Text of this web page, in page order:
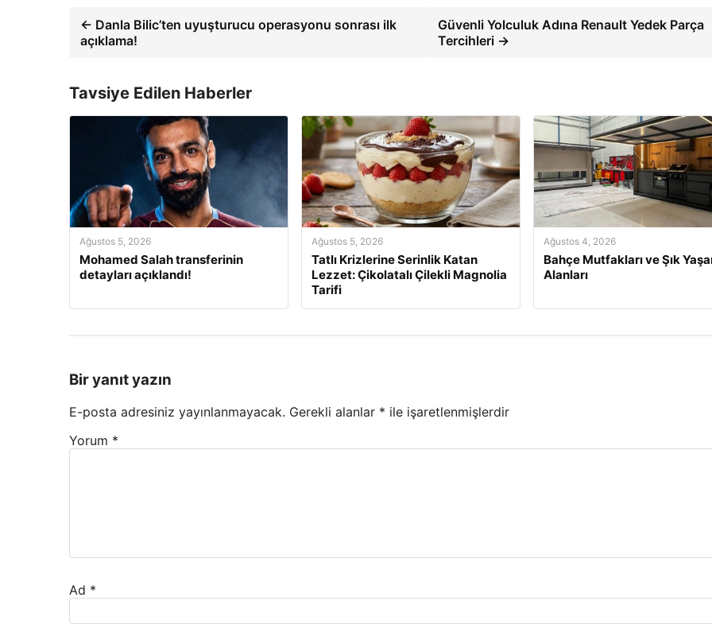
← Danla Bilic’ten uyuşturucu operasyonu sonrası ilk
açıklama!
Güvenli Yolculuk Adına Renault Yedek Parça
Tercihleri →
Tavsiye Edilen Haberler
Ağustos 5, 2026
Mohamed Salah transferinin
detayları açıklandı!
Ağustos 5, 2026
Tatlı Krizlerine Serinlik Katan
Lezzet: Çikolatalı Çilekli Magnolia
Tarifi
Ağustos 4, 2026
Bahçe Mutfakları ve Şık
Alanları
Bir yanıt yazın
E-posta adresiniz yayınlanmayacak. Gerekli alanlar * ile işaretlenmişlerdir
Yorum *
Ad *